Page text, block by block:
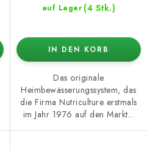
auf Lager (4 Stk.)
IN DEN KORB
Das originale
Heimbewässerungssystem, das
die Firma Nutriculture erstmals
im Jahr 1976 auf den Markt...